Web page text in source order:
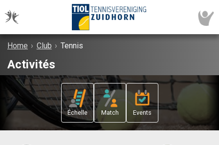
Home › Club › Tennis
Activités
Échelle Match Events